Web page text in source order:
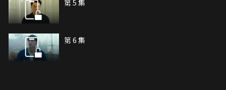
第 5 集
第 6 集